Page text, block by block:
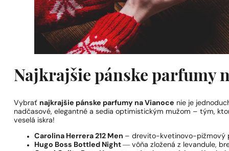
Najkrajšie pánske parfumy
Vybrať najkrajšie pánske parfumy na Vianoce nie je
nadčasové, elegantné a sedia optimistickým mužom – tým,
veselá iskra!
Carolina Herrera 212 Men – drevito-kvetinovo-pižmový
Hugo Boss Bottled Night― vôňa zložená z levandule,